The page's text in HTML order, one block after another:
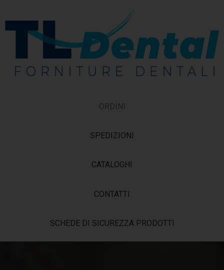
ORDINI
SPEDIZIONI
CATALOGHI
CONTATTI
SCHEDE DI SICUREZZA PRODOTTI